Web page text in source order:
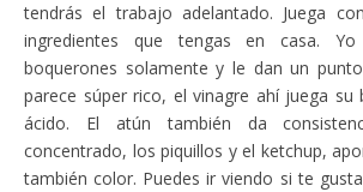
tendrás el trabajo adelantado. Juega
ingredientes que tengas en casa.
boquerones solamente y le dan un
parece súper rico, el vinagre ahí juega su
ácido. El atún también da
concentrado, los piquillos y el ketchup,
también color. Puedes ir viendo si te